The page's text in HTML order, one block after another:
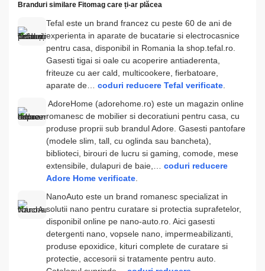
Branduri similare Fitomag care ți-ar plăcea
Tefal este un brand francez cu peste 60 de ani de
experienta in aparate de bucatarie si electrocasnice
pentru casa, disponibil in Romania la shop.tefal.ro.
Gasesti tigai si oale cu acoperire antiaderenta,
friteuze cu aer cald, multicookere, fierbatoare,
aparate de… coduri reducere Tefal verificate
​ AdoreHome (adorehome.ro) este un magazin online
romanesc de mobilier si decoratiuni pentru casa, cu
produse proprii sub brandul Adore. Gasesti pantofare
(modele slim, tall, cu oglinda sau bancheta),
biblioteci, birouri de lucru si gaming, comode, mese
extensibile, dulapuri de baie,… coduri reducere
Adore Home verificate
NanoAuto este un brand romanesc specializat in
solutii nano pentru curatare si protectia suprafetelor,
disponibil online pe nano-auto.ro. Aici gasesti
detergenti nano, vopsele nano, impermeabilizanti,
produse epoxidice, kituri complete de curatare si
protectie, accesorii si tratamente pentru auto.